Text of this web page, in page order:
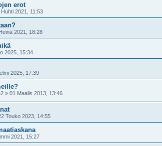
erot
Huhti 2021, 11:53
2021, 18:28
2025, 15:34
2025, 17:39
» 01 Maalis 2013, 13:46
Touko 2023, 14:55
2021, 15:27